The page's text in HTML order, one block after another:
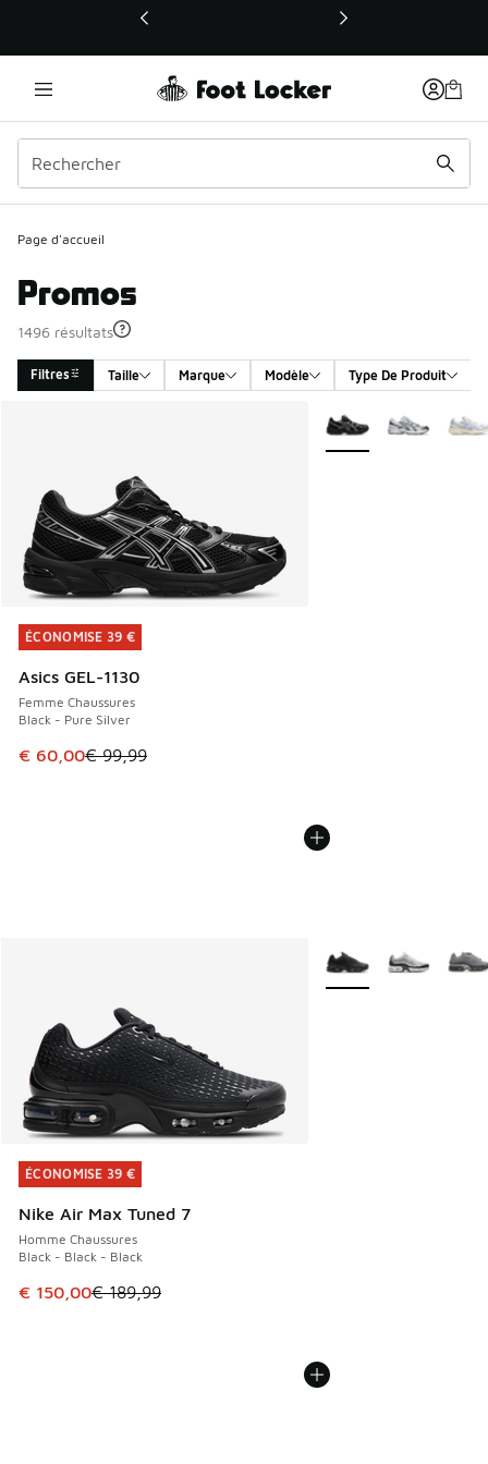
Ce lien ouvrira une nouvelle fenêtre
Page d'accueil
Promos
1496 résultats
Filtres Taille Marque Modèle Type De Produit
ÉCONOMISE 39 €
Asics GEL-1130
Femme Chaussures
Black - Pure Silver
Cet article est en promotion. Prix en baisse de € 99,99 à
€ 60,00€ 99,99
ÉCONOMISE 39 €
Plus de couleurs
ÉCONOMISE 39 €
Nike Air Max Tuned 7
Homme Chaussures
Black - Black - Black
Cet article est en promotion. Prix en baisse de € 189,99 à
€ 150,00€ 189,99
ÉCONOMISE 39 €
Plus de couleurs